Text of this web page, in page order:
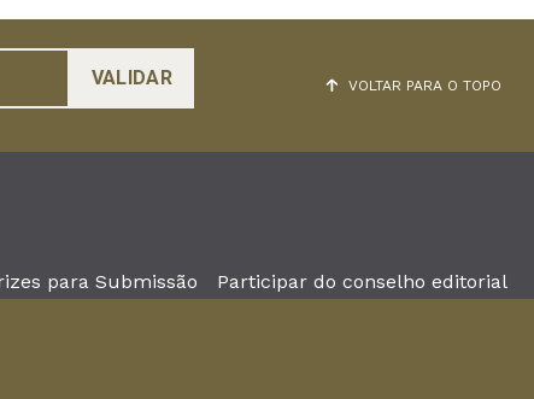
VOLTAR PARA O TOPO
para Submissão Participar do conselho editorial